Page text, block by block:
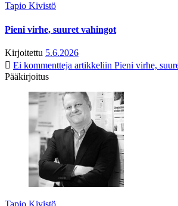
Tapio Kivistö
Pieni virhe, suuret vahingot
Kirjoitettu 5.6.2026
Ei kommentteja artikkeliin Pieni virhe,
Pääkirjoitus
Tapio Kivistö